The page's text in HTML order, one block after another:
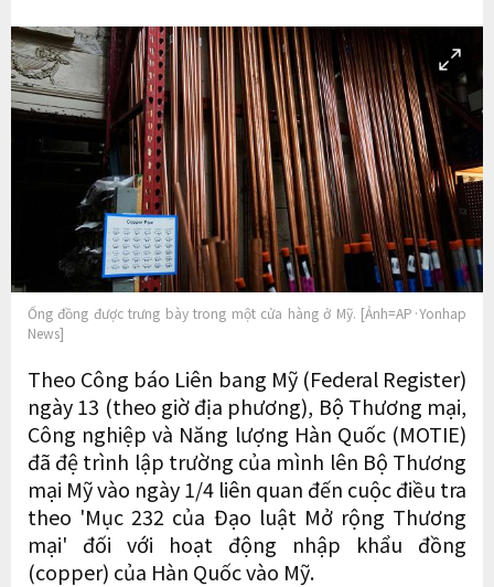
Ống đồng được trưng bày trong một cửa hàng ở Mỹ. [Ảnh=AP·Yonhap
News]
Theo Công báo Liên bang Mỹ (Federal Register)
ngày 13 (theo giờ địa phương), Bộ Thương mại,
Công nghiệp và Năng lượng Hàn Quốc (MOTIE)
đã đệ trình lập trường của mình lên Bộ Thương
mại Mỹ vào ngày 1/4 liên quan đến cuộc điều tra
theo 'Mục 232 của Đạo luật Mở rộng Thương
mại' đối với hoạt động nhập khẩu đồng
(copper) của Hàn Quốc vào Mỹ.